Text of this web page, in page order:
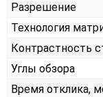
Разрешение
Технология
Контрастность
Углы обзора
Время отклика,